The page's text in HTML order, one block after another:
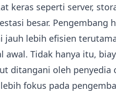
keras seperti server,
besar. Pengembang
jauh lebih efisien
Tidak hanya itu,
ditangani oleh penyedia
fokus pada